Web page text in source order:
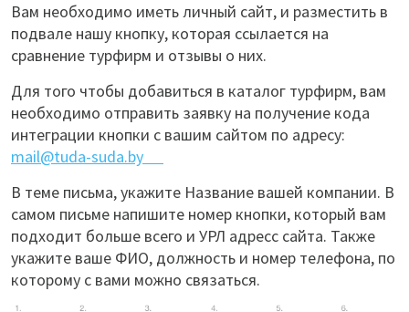
Вам необходимо иметь личный сайт, и разместить в
подвале нашу кнопку, которая ссылается на
сравнение турфирм и отзывы о них.
Для того чтобы добавиться в каталог турфирм, вам
необходимо отправить заявку на получение кода
интеграции кнопки с вашим сайтом по адресу:
mail@tuda-suda.by
В теме письма, укажите Название вашей компании. В
самом письме напишите номер кнопки, который вам
подходит больше всего и УРЛ адресс сайта. Также
укажите ваше ФИО, должность и номер телефона, по
которому с вами можно связаться.